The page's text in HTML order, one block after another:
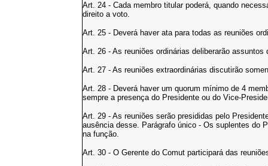
Art. 24 - Cada membro titular poderá, quando
direito a voto.
Art. 25 - Deverá haver ata para todas as reuniões
Art. 26 - As reuniões ordinárias deliberarão
Art. 27 - As reuniões extraordinárias discutirão
Art. 28 - Deverá haver um quorum mínimo de 4
sempre a presença do Presidente ou do Vice-
Art. 29 - As reuniões serão presididas pelo
ausência desse. Parágrafo único - Os suplentes do
na função.
Art. 30 - O Gerente do Comut participará das